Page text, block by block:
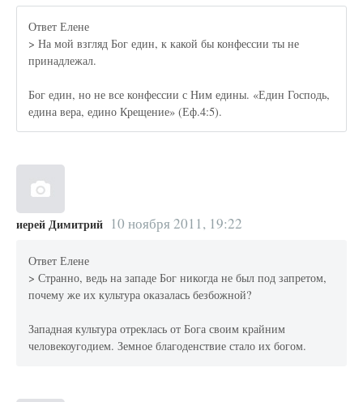
Ответ Елене
> На мой взгляд Бог един, к какой бы конфессии ты не
принадлежал.
Бог един, но не все конфессии с Ним едины. «Един Господь,
едина вера, едино Крещение» (Еф.4:5).
иерей Димитрий 10 ноября 2011, 19:22
Ответ Елене
> Странно, ведь на западе Бог никогда не был под запретом,
почему же их культура оказалась безбожной?
Западная культура отреклась от Бога своим крайним
человекоугодием. Земное благоденствие стало их богом.